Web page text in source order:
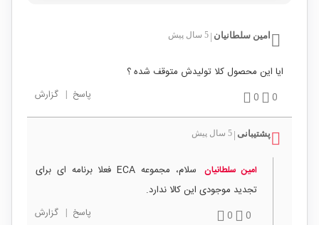
امین سلطانیان 5 سال پیش
ایا این محصول کلا تولیدش متوقف شده ؟
0
0 پاسخ | گزارش
پشتیبانی 5 سال پیش
امین سلطانیان
سلام، مجموعه ECA فعلا برنامه ای برای
تجدید موجودی این کالا ندارد.
0
0 پاسخ | گزارش